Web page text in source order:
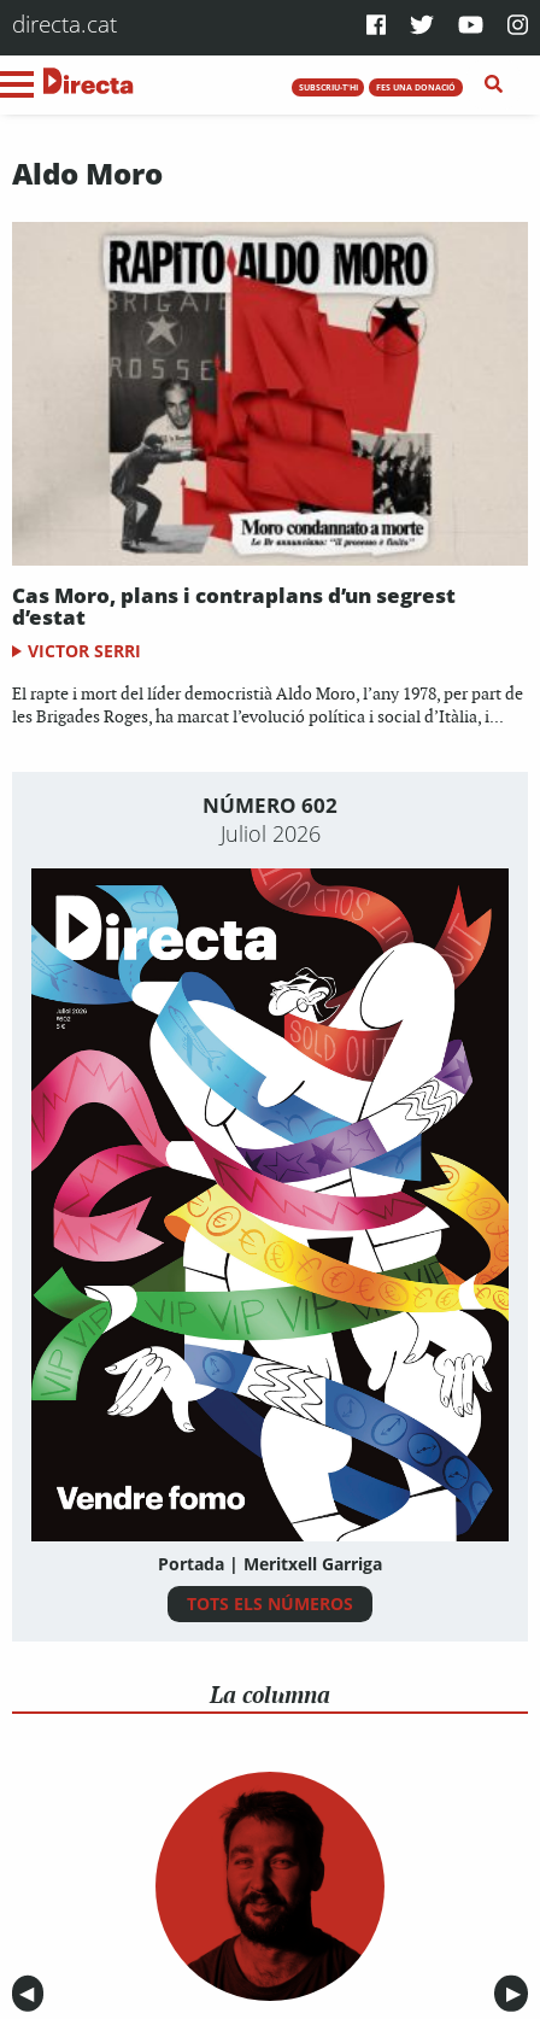
directa.cat
SUBSCRIU-T'HI FES UNA DONACIÓ
Aldo Moro
Cas Moro, plans i contraplans d’un segrest
d’estat
VICTOR SERRI
El rapte i mort del líder democristià Aldo Moro, l’any 1978, per part de
les Brigades Roges, ha marcat l’evolució política i social d’Itàlia, i...
NÚMERO 602
Juliol 2026
Portada | Meritxell Garriga
TOTS ELS NÚMEROS
La columna
Anterior
◀︎ ▶︎